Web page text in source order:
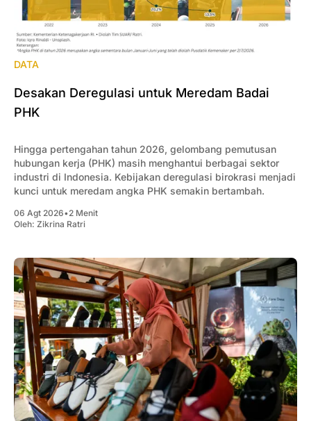
DATA
Desakan Deregulasi untuk Meredam Badai
PHK
Hingga pertengahan tahun 2026, gelombang pemutusan
hubungan kerja (PHK) masih menghantui berbagai sektor
industri di Indonesia. Kebijakan deregulasi birokrasi menjadi
kunci untuk meredam angka PHK semakin bertambah.
06 Agt 2026•2 Menit
Oleh: Zikrina Ratri